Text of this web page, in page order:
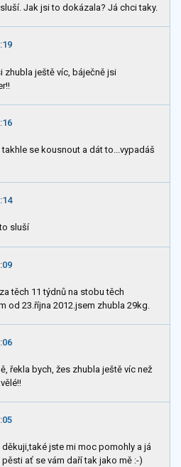
Jak jsi to dokázala? Já chci taky.
zhubla ještě víc, báječně jsi
se kousnout a dát to...vypadáš
sluší
těch 11 týdnů na stobu těch
od 23.října 2012.jsem zhubla 29kg.
řekla bych, žes zhubla ještě víc než
jste mi moc pomohly a já
ať se vám daří tak jako mě :-)